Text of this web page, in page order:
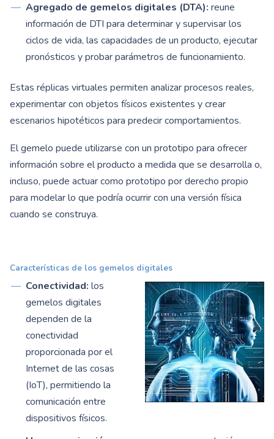
Agregado de gemelos digitales (DTA): reune
información de DTI para determinar y supervisar los
ciclos de vida, las capacidades de un producto, ejecutar
pronósticos y probar parámetros de funcionamiento.
Estas réplicas virtuales permiten analizar procesos reales,
experimentar con objetos físicos existentes y crear
escenarios hipotéticos para predecir comportamientos.
El gemelo puede utilizarse con un prototipo para ofrecer
información sobre el producto a medida que se desarrolla o,
incluso, puede actuar como prototipo por derecho propio
para modelar lo que podría ocurrir con una versión física
cuando se construya.
Características de los gemelos digitales
Conectividad: los
gemelos digitales
dependen de la
conectividad
proporcionada por el
Internet de las cosas
(IoT), permitiendo la
comunicación entre
dispositivos físicos.